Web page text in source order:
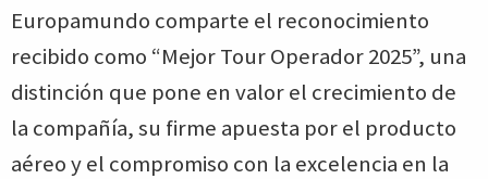
Europamundo comparte el reconocimiento
recibido como “Mejor Tour Operador 2025”, una
distinción que pone en valor el crecimiento de
la compañía, su firme apuesta por el producto
aéreo y el compromiso con la excelencia en la